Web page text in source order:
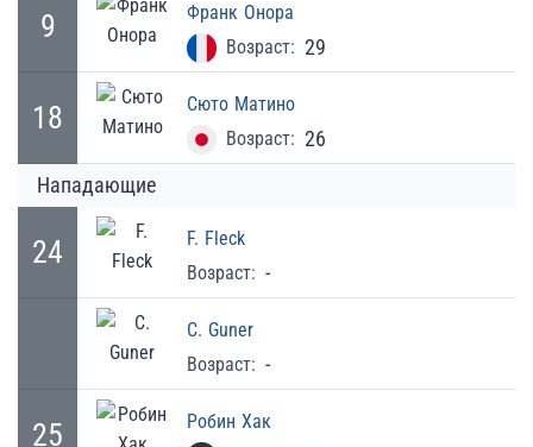
9 Франк Онора
Возраст: 29
18 Сюто Матино
Возраст: 26
Нападающие
24 F. Fleck
Возраст: -
C. Guner
Возраст: -
25 Робин Хак